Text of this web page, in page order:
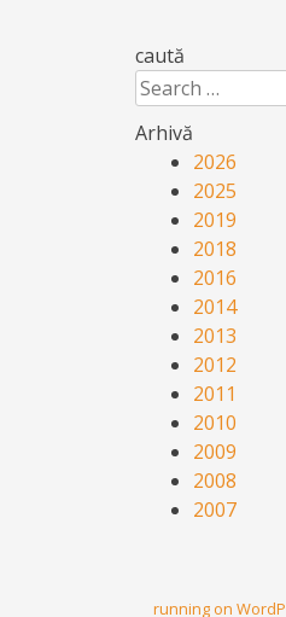
caută
Search
Arhivă
2026
2025
2019
2018
2016
2014
2013
2012
2011
2010
2009
2008
2007
running on